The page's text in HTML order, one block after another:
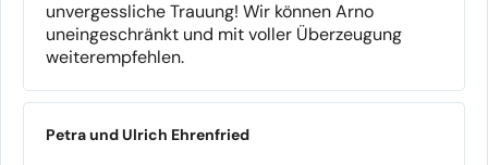
unvergessliche Trauung! Wir können Arno
uneingeschränkt und mit voller Überzeugung
weiterempfehlen.
Petra und Ulrich Ehrenfried